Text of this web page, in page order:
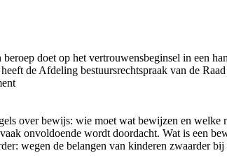
doet op het vertrouwensbeginsel in een
de Afdeling bestuursrechtspraak van de
over bewijs: wie moet wat bewijzen en
onvoldoende wordt doordacht. Wat is een
wegen de belangen van kinderen zwaarder